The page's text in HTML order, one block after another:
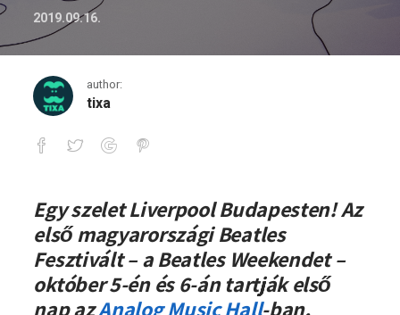
2019.09.16.
author:
tixa
Beatles fesztivállal indul az október!
Egy szelet Liverpool Budapesten! Az
első magyarországi Beatles
Fesztivált – a Beatles Weekendet –
október 5-én és 6-án tartják első
nap azAnalog Music Hall-ban,